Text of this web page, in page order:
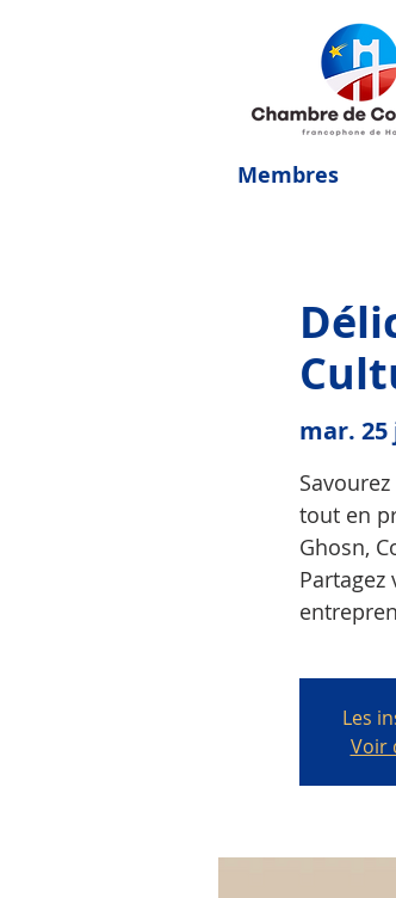
Membres
mar.
tout en
Ghosn,
Partagez
Les
Voir